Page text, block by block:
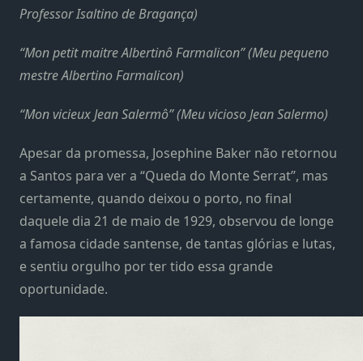
Professor Isaltino de Bragança)
“Mon petit maitre Albertinô Farmalicon” (Meu pequeno
mestre Albertino Farmalicon)
“Mon vicieux Jean Salermô” (Meu vicioso Jean Salermo)
Apesar da promessa, Josephine Baker não retornou
a Santos para ver a “Queda do Monte Serrat”, mas
certamente, quando deixou o porto, no final
daquele dia 21 de maio de 1929, observou de longe
a famosa cidade santense, de tantas glórias e lutas,
e sentiu orgulho por ter tido essa grande
oportunidade.